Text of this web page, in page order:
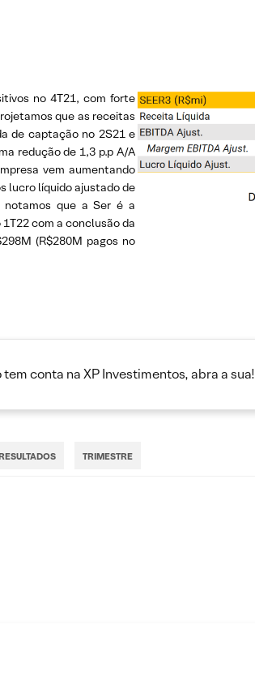
no 4T21, com forte
que as receitas
de captação no 2S21 e
redução de 1,3 p.p A/A
vem aumentando
lucro líquido ajustado de
notamos que a Ser é a
com a conclusão da
(R$280M pagos no
tem conta na XP Investimentos, abra a sua!
TRIMESTRE